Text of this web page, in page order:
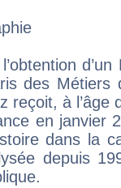
des Métiers
reçoit, à l’âge
en janvier
dans la
depuis